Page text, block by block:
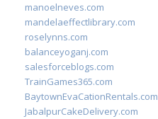
manoelneves.com
mandelaeffectlibrary.com
roselynns.com
balanceyoganj.com
salesforceblogs.com
TrainGames365.com
BaytownEvaCationRentals.com
JabalpurCakeDelivery.com